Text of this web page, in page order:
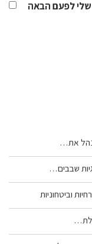
לפעם הבאה